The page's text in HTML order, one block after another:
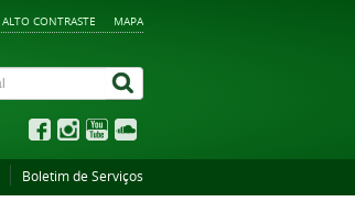
ALTO CONTRASTE MAPA
Boletim de Serviços